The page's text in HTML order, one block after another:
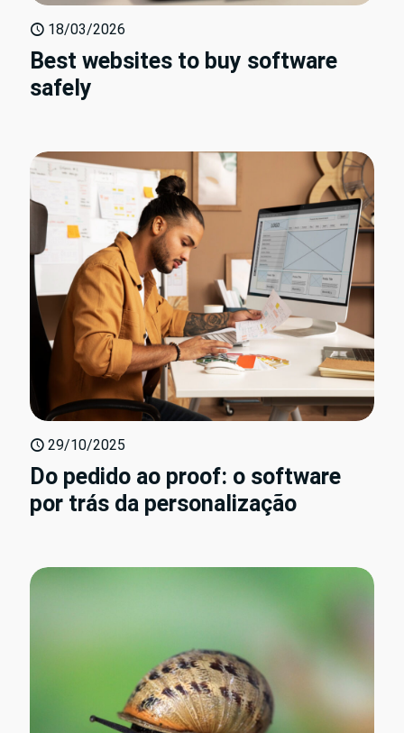
18/03/2026
Best websites to buy software
safely
29/10/2025
Do pedido ao proof: o software
por trás da personalização